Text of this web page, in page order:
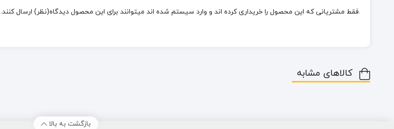
.فقط مشتریانی که این محصول را خریداری کرده اند و وارد سیستم شده اند میتوانند برای این محصول دیدگاه(نظر) ارسال کنند.
کالاهای مشابه
بازگشت به بالا